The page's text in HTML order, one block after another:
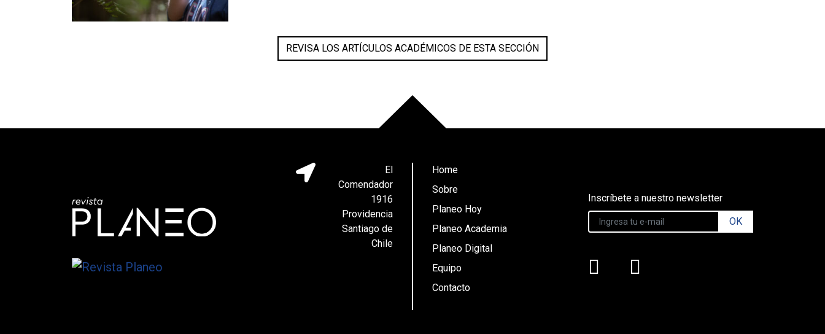
REVISA LOS ARTÍCULOS ACADÉMICOS DE ESTA SECCIÓN
El
Comendador
1916
Providencia
Santiago de
Chile
Home
Sobre
Planeo Hoy
Planeo Academia
Planeo Digital
Equipo
Contacto
Inscríbete a nuestro newsletter
OK